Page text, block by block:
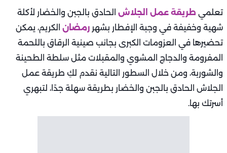
تعلمي طريقة عمل الجلاش الحادق بالجبن والخضار لأكلة
شهية وخفيفة في وجبة الإفطار بشهر رمضان الكريم، يمكن
تحضيرها في العزومات الكبرى بجانب صينية الرقاق باللحمة
المفرومة والدجاج المشوي والمقبلات مثل سلطة الطحينة
والشوربة، ومن خلال السطور التالية نقدم لكِ طريقة عمل
الجلاش الحادق بالجبن والخضار بطريقة سهلة جدًا، لتبهري
أسرتك بها.